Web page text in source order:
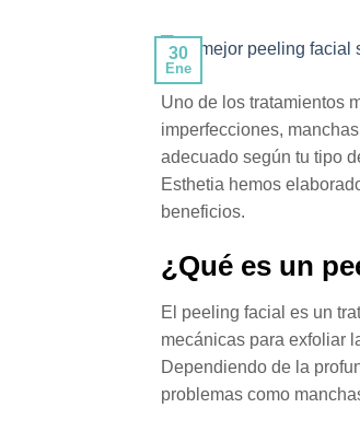
30
Ene
Uno de los tratamientos
imperfecciones,
adecuado según tu tipo
Esthetia hemos
beneficios.
¿Qué es un
El peeling facial es un
mecánicas para exfoliar
Dependiendo de la
problemas como